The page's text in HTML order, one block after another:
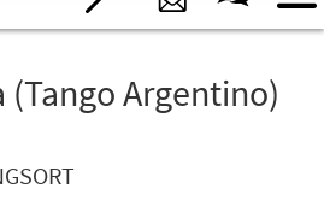
(Tango Argentino)